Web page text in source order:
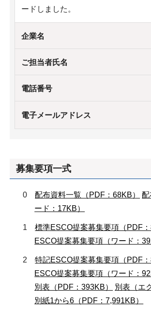
ードしました。
企業名
ご担当者氏名
電話番号
電子メールアドレス
募集要項一式
0配布資料一覧（PDF：68KB）
配
ード：17KB）
1標準ESCO提案募集要項（PDF：
ESCO提案募集要項（ワード：
2特記ESCO提案募集要項（PDF：
ESCO提案募集要項（ワード：
別表（PDF：393KB）
別表（エ
別紙1から6（PDF：7,991KB）